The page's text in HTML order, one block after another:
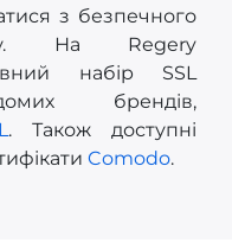
з безпечного
На Regery
набір SSL
брендів,
. Також доступні
Comodo.